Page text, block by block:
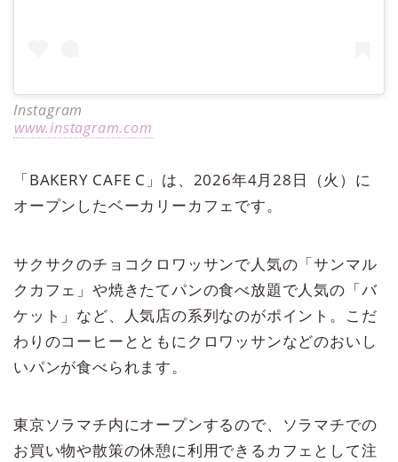
Instagram
www.instagram.com
「BAKERY CAFE C」は、2026年4月28日（火）に
オープンしたベーカリーカフェです。
サクサクのチョコクロワッサンで人気の「サンマル
クカフェ」や焼きたてパンの食べ放題で人気の「バ
ケット」など、人気店の系列なのがポイント。こだ
わりのコーヒーとともにクロワッサンなどのおいし
いパンが食べられます。
東京ソラマチ内にオープンするので、ソラマチでの
お買い物や散策の休憩に利用できるカフェとして注